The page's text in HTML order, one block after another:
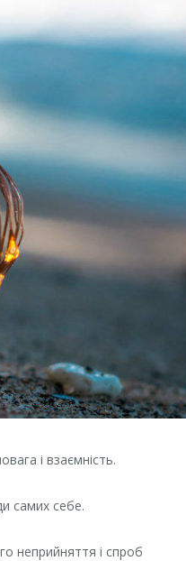
і взаємність.
самих себе.
неприйняття і спроб